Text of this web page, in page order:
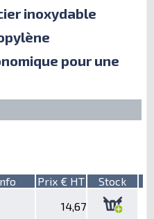
inoxydable
pour une
Prix € HT
Stock
14,67